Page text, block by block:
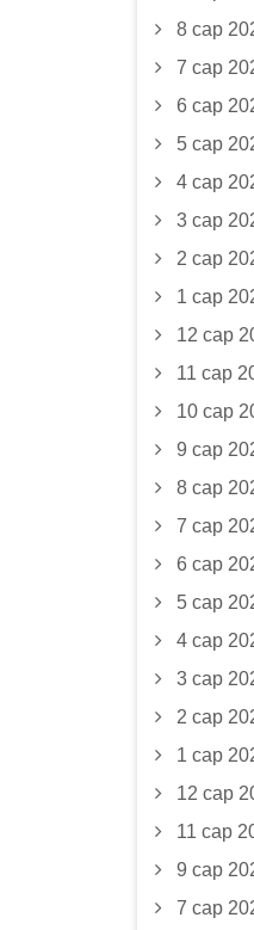
8 сар
7 сар
6 сар
5 сар
4 сар
3 сар
2 сар
1 сар
12 сар
11 сар
10 сар
9 сар
8 сар
7 сар
6 сар
5 сар
4 сар
3 сар
2 сар
1 сар
12 сар
11 сар
9 сар
7 сар